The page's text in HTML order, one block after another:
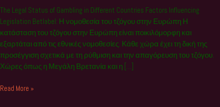
The Legal Status of Gambling in Different Countries Factors Influencing
Legislation Betlabel: Η νομοθεσία του τζόγου στην Ευρώπη Η
κατάσταση του τζόγου στην Ευρώπη είναι ποικιλόμορφη και
εξαρτάται από τις εθνικές νομοθεσίες. Κάθε χώρα έχει τη δική της
προσέγγιση σχετικά με τη ρύθμιση και την απαγόρευση του τζόγου.
Χώρες όπως η Μεγάλη Βρετανία και η […]
Countries
Factors
Influencing
Legislation
Read More »